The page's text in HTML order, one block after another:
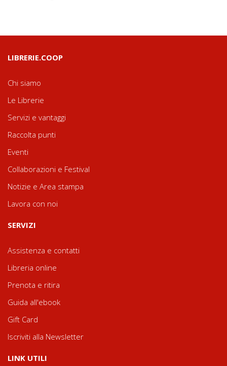
LIBRERIE.COOP
Chi siamo
Le Librerie
Servizi e vantaggi
Raccolta punti
Eventi
Collaborazioni e Festival
Notizie e Area stampa
Lavora con noi
SERVIZI
Assistenza e contatti
Libreria online
Prenota e ritira
Guida all'ebook
Gift Card
Iscriviti alla Newsletter
LINK UTILI